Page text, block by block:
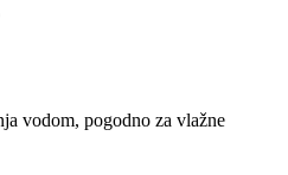
vodom, pogodno za vlažne